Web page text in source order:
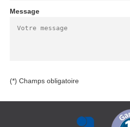
Message
(*) Champs obligatoire